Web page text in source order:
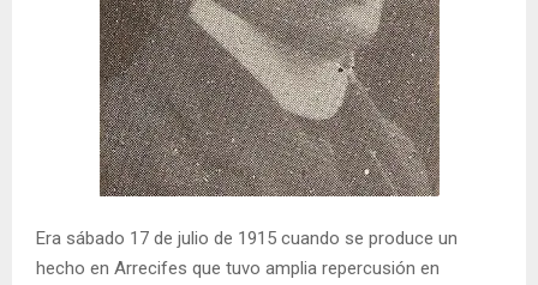
Era sábado 17 de julio de 1915 cuando se produce un
hecho en Arrecifes que tuvo amplia repercusión en